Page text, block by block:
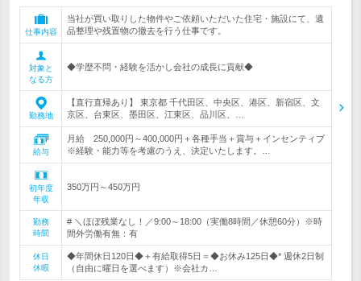
仕事内容
当社が買い取りした物件やご依頼いただいた住宅・施設にて、遺
品整理や残置物の撤去を行う仕事です。
対象と
なる方
◆学歴不問・経験を活かし会社の成長に貢献◆
勤務地
【直行直帰あり】 東京都 千代田区、中央区、港区、新宿区、文
京区、台東区、墨田区、江東区、品川区、…
給与
月給 250,000円～400,000円＋各種手当＋賞与＋インセンティブ
※経験・能力等を考慮のうえ、決定いたします。…
初年度
年収
350万円～450万円
勤務
時間
# ＼ほぼ残業なし！／9:00～18:00（実働8時間／休憩60分）※時
間外労働有無：有
休日
休暇
◆年間休日120日◆＋有給取得5日＝◆お休み125日◆* 週休2日制
（自由に曜日を選べます）※会社カ…